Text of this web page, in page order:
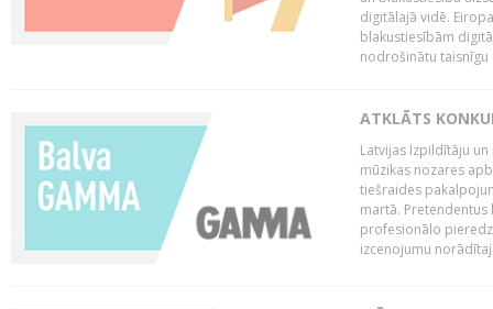
digitālajā vidē.
blakustiesībām
nodrošinātu taisnīgu
ATKLĀTS
Latvijas Izpildītāju
mūzikas nozares
tiešraides
martā. Pretendentus
profesionālo
izcenojumu